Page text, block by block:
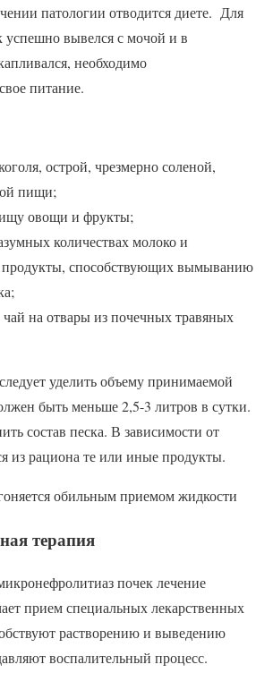
патологии отводится диете. Для
успешно вывелся с мочой и в
необходимо
питание.
острой, чрезмерно соленой,
пищи;
овощи и фрукты;
количествах молоко и
способствующих вымыванию
чай на отвары из почечных травяных
уделить объему принимаемой
быть меньше 2,5-3 литров в сутки.
состав песка. В зависимости от
из рациона те или иные продукты.
обильным приемом жидкости
терапия
почек лечение
прием специальных лекарственных
растворению и выведению
воспалительный процесс.